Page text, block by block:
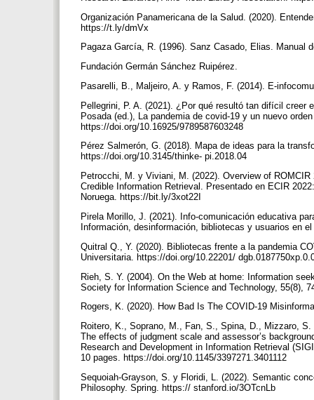
Organización Panamericana de la Salud. (2020).
https://t.ly/dmVx
Pagaza García, R. (1996). Sanz Casado, Elias. Manual
Fundación Germán Sánchez Ruipérez.
Pasarelli, B., Maljeiro, A. y Ramos, F. (2014). E-
Pellegrini, P. A. (2021). ¿Por qué resultó tan difícil creer
Posada (ed.), La pandemia de covid-19 y un nuevo
https://doi.org/10.16925/9789587603248
Pérez Salmerón, G. (2018). Mapa de ideas para la
https://doi.org/10.3145/thinke- pi.2018.04
Petrocchi, M. y Viviani, M. (2022). Overview of
Credible Information Retrieval. Presentado en ECIR
Noruega. https://bit.ly/3xot22I
Pirela Morillo, J. (2021). Info-comunicación educativa
Información, desinformación, bibliotecas y usuarios en
Quitral Q., Y. (2020). Bibliotecas frente a la pandemia
Universitaria. https://doi.org/10.22201/
Rieh, S. Y. (2004). On the Web at home: Information
Society for Information Science and Technology, 55(8),
Rogers, K. (2020). How Bad Is The COVID-19
Roitero, K., Soprano, M., Fan, S., Spina, D., Mizzaro,
The effects of judgment scale and assessor’s
Research and Development in Information Retrieval
10 pages. https://doi.org/10.1145/3397271.3401112
Sequoiah-Grayson, S. y Floridi, L. (2022). Semantic
Philosophy. Spring. https:// stanford.io/3OTcnLb